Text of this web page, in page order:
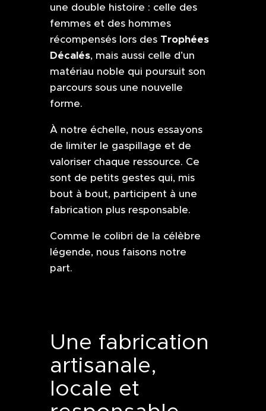
une double histoire : celle des
femmes et des hommes
récompensés lors des Trophées
Décalés, mais aussi celle d’un
matériau noble qui poursuit son
parcours sous une nouvelle
forme.
À notre échelle, nous essayons
de limiter le gaspillage et de
valoriser chaque ressource. Ce
sont de petits gestes qui, mis
bout à bout, participent à une
fabrication plus responsable.
Comme le colibri de la célèbre
légende, nous faisons notre
part.
Une fabrication
artisanale,
locale et